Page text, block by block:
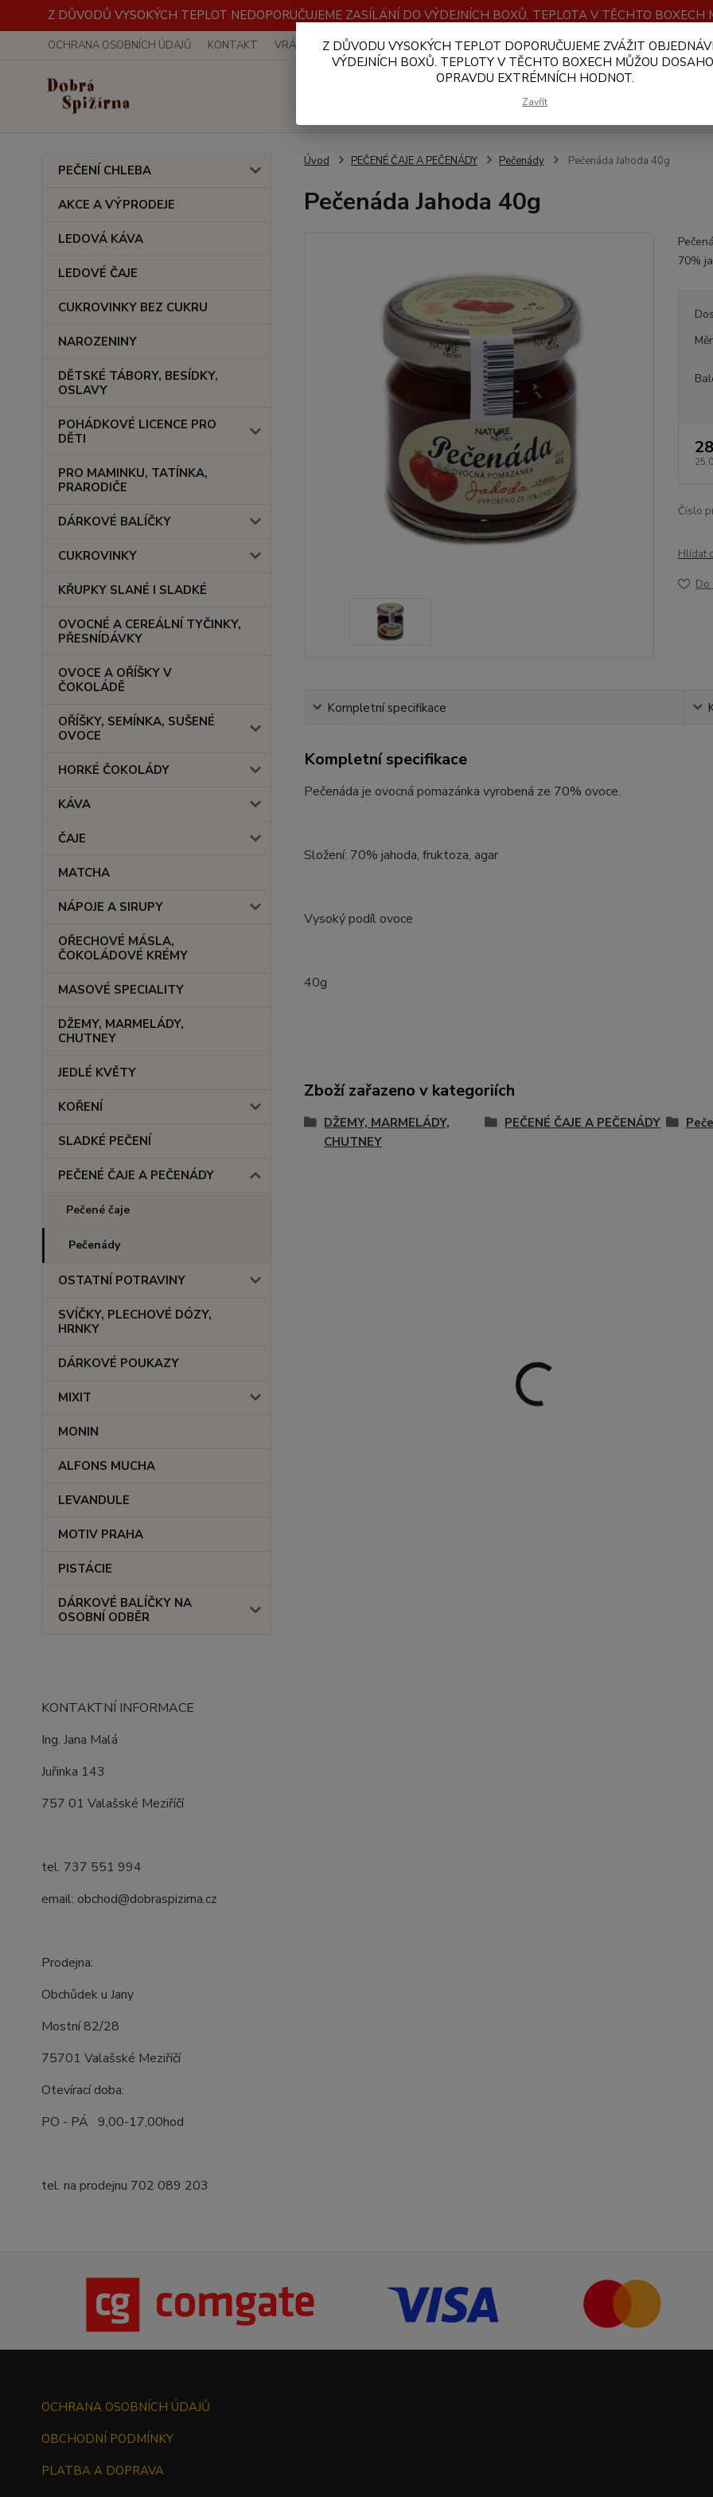
Z DŮVODŮ VYSOKÝCH TEPLOT NEDOPORUČUJEME ZASÍLÁNÍ DO VÝDEJNÍCH BOXŮ. TEPLOTA V TĚCHTO
OCHRANA OSOBNÍCH ÚDAJŮ KONTAKT VRÁCENÍ ZBOŽÍ OBCHODNÍ PODMÍNKY PLATBA A DOPRAVA VELKOOBCHOD
Hledat
PEČENÍ CHLEBA
AKCE A VÝPRODEJE
LEDOVÁ KÁVA
LEDOVÉ ČAJE
CUKROVINKY BEZ CUKRU
NAROZENINY
DĚTSKÉ TÁBORY, BESÍDKY,
OSLAVY
POHÁDKOVÉ LICENCE PRO
DĚTI
PRO MAMINKU, TATÍNKA,
PRARODIČE
DÁRKOVÉ BALÍČKY
CUKROVINKY
KŘUPKY SLANÉ I SLADKÉ
OVOCNÉ A CEREÁLNÍ TYČINKY,
PŘESNÍDÁVKY
OVOCE A OŘÍŠKY V
ČOKOLÁDĚ
OŘÍŠKY, SEMÍNKA, SUŠENÉ
OVOCE
HORKÉ ČOKOLÁDY
KÁVA
ČAJE
MATCHA
NÁPOJE A SIRUPY
OŘECHOVÉ MÁSLA,
ČOKOLÁDOVÉ KRÉMY
MASOVÉ SPECIALITY
DŽEMY, MARMELÁDY,
CHUTNEY
JEDLÉ KVĚTY
KOŘENÍ
SLADKÉ PEČENÍ
PEČENÉ ČAJE A PEČENÁDY
Pečené čaje
Pečenády
OSTATNÍ POTRAVINY
SVÍČKY, PLECHOVÉ DÓZY,
HRNKY
DÁRKOVÉ POUKAZY
MIXIT
MONIN
ALFONS MUCHA
LEVANDULE
MOTIV PRAHA
PISTÁCIE
DÁRKOVÉ BALÍČKY NA
OSOBNÍ ODBĚR
KONTAKTNÍ INFORMACE
Ing. Jana Malá
Juřinka 143
757 01 Valašské Meziříčí
tel. 737 551 994
email: obchod@dobraspizirna.cz
Prodejna:
Obchůdek u Jany
Mostní 82/28
75701 Valašské Meziříčí
Otevírací doba:
PO - PÁ 9,00-17,00hod
tel. na prodejnu 702 089 203
Úvod PEČENÉ ČAJE A PEČENÁDY Pečenády Pečenáda Jahoda 40g
Pečenáda Jahoda 40g
70%
Číslo
Hlídat
Do
Kompletní specifikace
Kompletní specifikace
Pečenáda je ovocná pomazánka vyrobená ze 70% ovoce.
Složení: 70% jahoda, fruktoza, agar
Vysoký podíl ovoce
40g
Zboží zařazeno v kategoriích
DŽEMY, MARMELÁDY,
CHUTNEY
PEČENÉ ČAJE A PEČENÁDY
OCHRANA OSOBNÍCH ÚDAJŮ
OBCHODNÍ PODMÍNKY
PLATBA A DOPRAVA
Z DŮVODU VYSOKÝCH TEPLOT DOPORUČUJEME ZVÁŽIT
VÝDEJNÍCH BOXŮ. TEPLOTY V TĚCHTO BOXECH MŮŽOU
OPRAVDU EXTRÉMNÍCH HODNOT.
Zavřít